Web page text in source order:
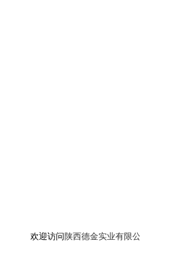
欢迎访问陕西德金实业有限公司